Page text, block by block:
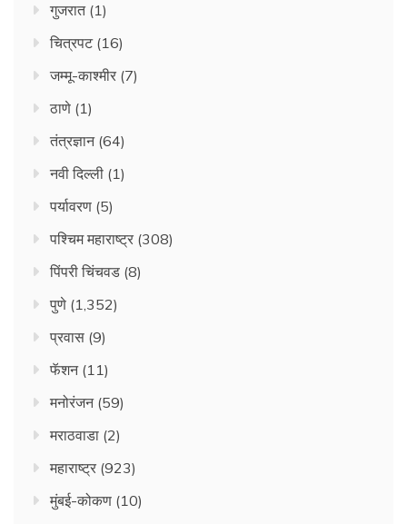
गुजरात(1)
चित्रपट(16)
जम्मू-काश्मीर (7)
ठाणे (1)
तंत्रज्ञान(64)
नवी दिल्ली (1)
पर्यावरण (5)
पश्चिम महाराष्ट्र (308)
पिंपरी चिंचवड (8)
पुणे (1,352)
प्रवास (9)
फॅशन(11)
मनोरंजन(59)
मराठवाडा (2)
महाराष्ट्र (923)
मुंबई-कोकण (10)